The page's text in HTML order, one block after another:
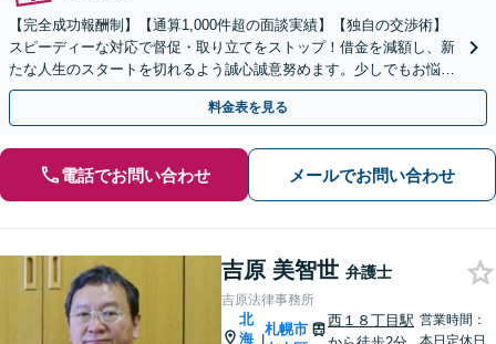
【完全成功報酬制】【通算1,000件超の面談実績】【独自の交渉術】
スピーディーな対応で督促・取り立てをストップ！借金を減額し、新
たな人生のスタートを切れるよう誠心誠意努めます。少しでもお悩み
の際は、一度弁護士にご相談ください。
料金表を見る
電話でお問い合わせ メールでお問い合わせ
吉原 美智世 弁護士
吉原法律事務所
北
海 |
札幌市
西１８丁目駅 営業時間：
本日定休日